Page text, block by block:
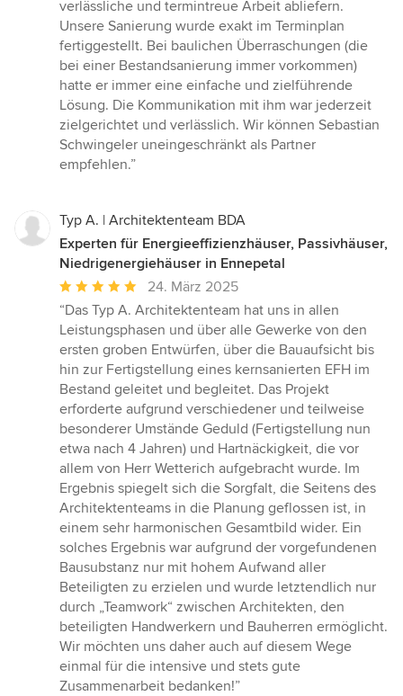
verlässliche und termintreue Arbeit abliefern.
Unsere Sanierung wurde exakt im Terminplan
fertiggestellt. Bei baulichen Überraschungen (die
bei einer Bestandsanierung immer vorkommen)
hatte er immer eine einfache und zielführende
Lösung. Die Kommunikation mit ihm war jederzeit
zielgerichtet und verlässlich. Wir können Sebastian
Schwingeler uneingeschränkt als Partner
empfehlen.”
Typ A. | Architektenteam BDA
Experten für Energieeffizienzhäuser, Passivhäuser,
Niedrigenergiehäuser in Ennepetal
Durchschnittliche
Bewertung:
5
von
5
Sternen
24. März 2025
“Das Typ A. Architektenteam hat uns in allen
Leistungsphasen und über alle Gewerke von den
ersten groben Entwürfen, über die Bauaufsicht bis
hin zur Fertigstellung eines kernsanierten EFH im
Bestand geleitet und begleitet. Das Projekt
erforderte aufgrund verschiedener und teilweise
besonderer Umstände Geduld (Fertigstellung nun
etwa nach 4 Jahren) und Hartnäckigkeit, die vor
allem von Herr Wetterich aufgebracht wurde. Im
Ergebnis spiegelt sich die Sorgfalt, die Seitens des
Architektenteams in die Planung geflossen ist, in
einem sehr harmonischen Gesamtbild wider. Ein
solches Ergebnis war aufgrund der vorgefundenen
Bausubstanz nur mit hohem Aufwand aller
Beteiligten zu erzielen und wurde letztendlich nur
durch „Teamwork“ zwischen Architekten, den
beteiligten Handwerkern und Bauherren ermöglicht.
Wir möchten uns daher auch auf diesem Wege
einmal für die intensive und stets gute
Zusammenarbeit bedanken!”